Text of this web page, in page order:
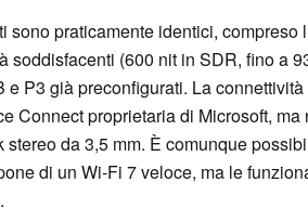
sono praticamente identici, compreso
soddisfacenti (600 nit in SDR, fino a
e P3 già preconfigurati. La
Connect proprietaria di Microsoft,
da 3,5 mm. È comunque
di un Wi-Fi 7 veloce, ma le